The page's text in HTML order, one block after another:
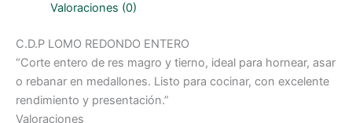
Valoraciones (0)
C.D.P LOMO REDONDO ENTERO
“Corte entero de res magro y tierno, ideal para hornear, asar
o rebanar en medallones. Listo para cocinar, con excelente
rendimiento y presentación.”
Valoraciones